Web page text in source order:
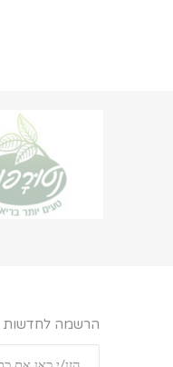
הרשמה לחדשות